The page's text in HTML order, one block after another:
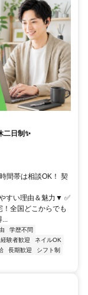
二日制✨
間帯は相談OK！ 契
い理由＆魅力▼ ✅
全国どこからでも
...
学歴不問
経験者歓迎
ネイルOK
長期歓迎
シフト制